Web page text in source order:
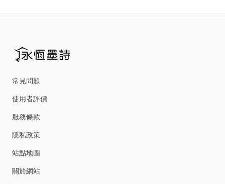
常見問題
使用者評價
服務條款
隱私政策
站點地圖
關於網站